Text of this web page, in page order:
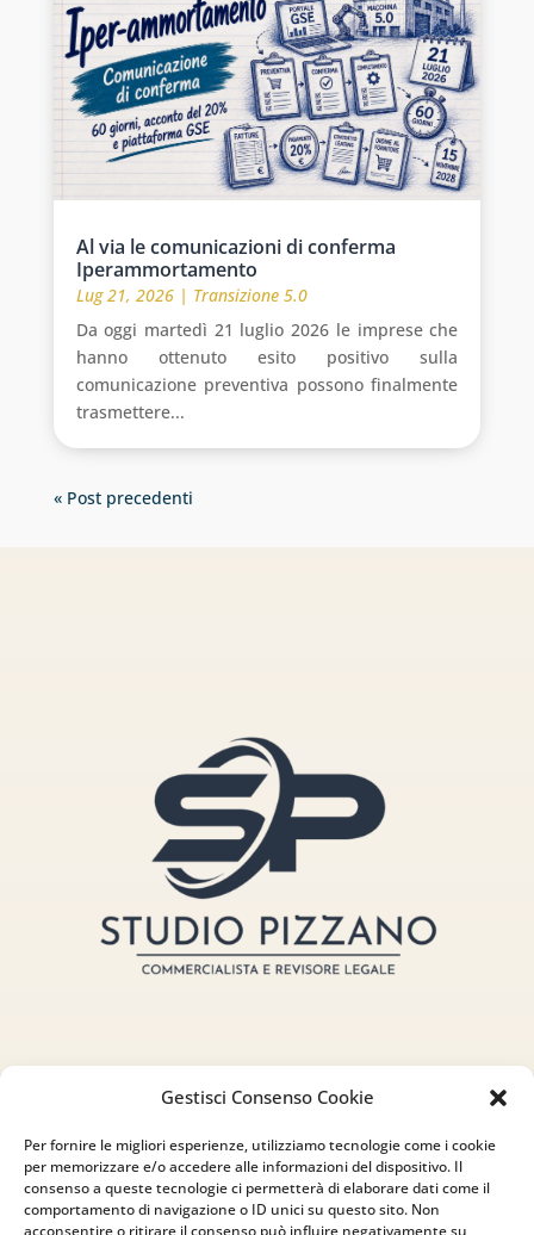
Gestisci Consenso Cookie
Per fornire le migliori esperienze, utilizziamo tecnologie come i cookie
per memorizzare e/o accedere alle informazioni del dispositivo. Il
consenso a queste tecnologie ci permetterà di elaborare dati come il
comportamento di navigazione o ID unici su questo sito. Non
acconsentire o ritirare il consenso può influire negativamente su
Al via le comunicazioni di conferma
Iperammortamento
Lug 21, 2026| Transizione 5.0
Da oggi martedì 21 luglio 2026 le imprese che
hanno ottenuto esito positivo sulla
comunicazione preventiva possono finalmente
trasmettere...
« Post precedenti
via Sant’Alessio, 5
83030 Venticano (AV)